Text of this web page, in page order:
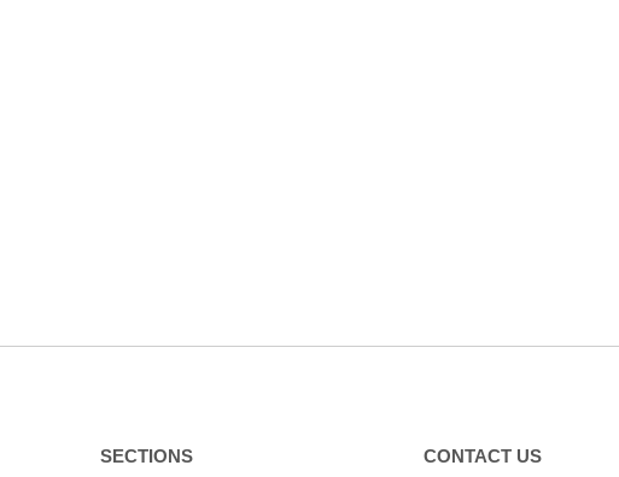
SECTIONS CONTACT US